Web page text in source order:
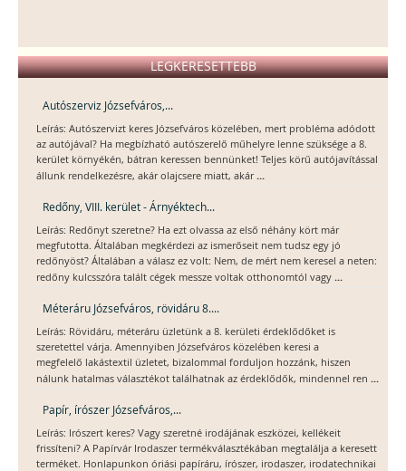
LEGKERESETTEBB
Autószerviz Józsefváros,...
Leírás: Autószervizt keres Józsefváros közelében, mert probléma adódott
az autójával? Ha megbízható autószerelő műhelyre lenne szüksége a 8.
kerület környékén, bátran keressen bennünket! Teljes körű autójavítással
állunk rendelkezésre, akár olajcsere miatt, akár ...
Redőny, VIII. kerület - Árnyéktech...
Leírás: Redőnyt szeretne? Ha ezt olvassa az első néhány kört már
megfutotta. Általában megkérdezi az ismerőseit nem tudsz egy jó
redőnyöst? Általában a válasz ez volt: Nem, de mért nem keresel a neten:
redőny kulcsszóra talált cégek messze voltak otthonomtól vagy ...
Méteráru Józsefváros, rövidáru 8....
Leírás: Rövidáru, méteráru üzletünk a 8. kerületi érdeklődőket is
szeretettel várja. Amennyiben Józsefváros közelében keresi a
megfelelő lakástextil üzletet, bizalommal forduljon hozzánk, hiszen
nálunk hatalmas választékot találhatnak az érdeklődők, mindennel ren ...
Papír, írószer Józsefváros,...
Leírás: Irószert keres? Vagy szeretné irodájának eszközei, kellékeit
frissíteni? A Papírvár Irodaszer termékválasztékában megtalálja a keresett
terméket. Honlapunkon óriási papíráru, írószer, irodaszer, irodatechnikai